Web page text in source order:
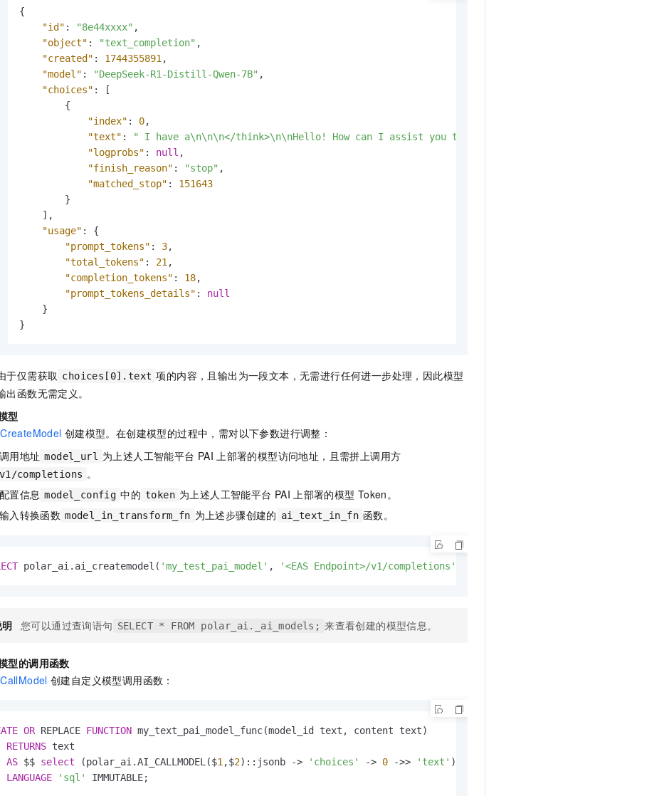
{
"id" : "8e44xxxx" ,
"object" : "text_completion" ,
"created" : 1744355891 ,
"model" : "DeepSeek-R1-Distill-Qwen-7B" ,
"choices" :
[
{
"index" : 0,
"text" : " I have a\n\n\n</think>\n\nHello! How can I assist you today? "
"logprobs" : null ,
"finish_reason" : "stop" ,
"matched_stop" :
151643
}
] ,
"usage" :
{
"prompt_tokens" : 3,
"total_tokens" : 21 ,
"completion_tokens" : 18,
"prompt_tokens_details" :
null
}
}
于仅需获取 choices[0].text 项的内容，且输出为一段文本，无需进行任何进一步处理，因此模型
出函数无需定义。
型
创建模型。在创建模型的过程中，需对以下参数进行调整：
用地址 model_url 为上述人工智能平台 PAI 上部署的模型访问地址，且需拼上调用方
completions 。
置信息 model_config 中的 token 为上述人工智能平台 PAI 上部署的模型 Token。
入转换函数 model_in_transform_fn 为上述步骤创建的 ai_text_in_fn 函数。
polar_ai.ai_createmodel( 'my_test_pai_model' , '<EAS Endpoint>/v1/completions'
您可以通过查询语句 SELECT * FROM polar_ai._ai_models; 来查看创建的模型信息。
型的调用函数
创建自定义模型调用函数：
OR REPLACE FUNCTION my_text_pai_model_func(model_id text, content text)
RETURNS text
AS $$ select (polar_ai.AI_CALLMODEL($1 ,$2)::jsonb -> 'choices' -> 0 ->> 'text' )::text
LANGUAGE
'sql' IMMUTABLE;